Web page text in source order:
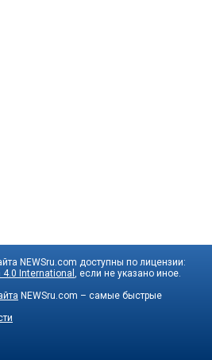
NEWSru.com доступны по лицензии:
International
, если не указано иное.
NEWSru.com – самые быстрые